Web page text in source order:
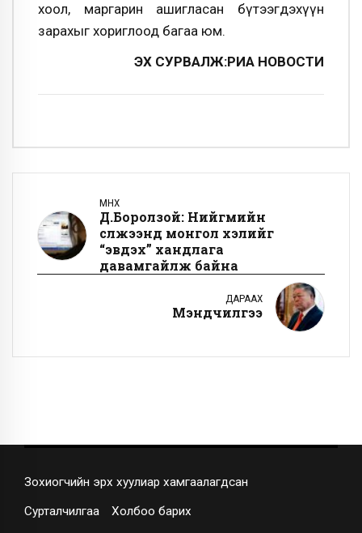
хоол, маргарин ашигласан бүтээгдэхүүн
зарахыг хориглоод багаа юм.
ЭХ СУРВАЛЖ:РИА НОВОСТИ
ӨМНӨХ
Д.Боролзой: Нийгмийн
сүлжээнд монгол хэлийг
“эвдэх” хандлага
давамгайлж байна
ДАРААХ
Мэндчилгээ
Зохиогчийн эрх хуулиар хамгаалагдсан
Сурталчилгаа Холбоо барих